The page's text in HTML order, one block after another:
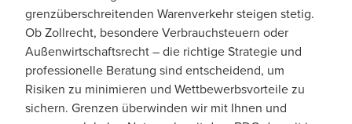
grenzüberschreitenden Warenverkehr steigen stetig.
Ob Zollrecht, besondere Verbrauchsteuern oder
Außenwirtschaftsrecht– die richtige Strategie und
professionelle Beratung sind entscheidend, um
Risiken zu minimieren und Wettbewerbsvorteile zu
sichern. Grenzen überwinden wir mit Ihnen und